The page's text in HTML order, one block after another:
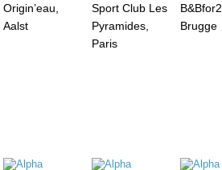
Origin’eau,
Aalst
Sport Club Les
Pyramides,
Paris
B&Bfor2,
Brugge